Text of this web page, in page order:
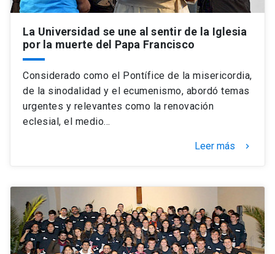
La Universidad se une al sentir de la Iglesia
por la muerte del Papa Francisco
Considerado como el Pontífice de la misericordia,
de la sinodalidad y el ecumenismo, abordó temas
urgentes y relevantes como la renovación
eclesial, el medio…
Leer más keyboard_arrow_right